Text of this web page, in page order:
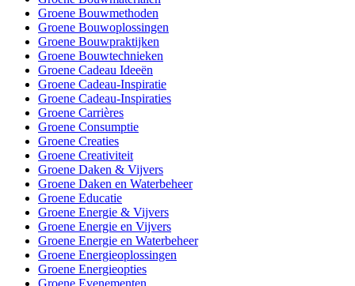
Groene Bouwmethoden
Groene Bouwoplossingen
Groene Bouwpraktijken
Groene Bouwtechnieken
Groene Cadeau Ideeën
Groene Cadeau-Inspiratie
Groene Cadeau-Inspiraties
Groene Carrières
Groene Consumptie
Groene Creaties
Groene Creativiteit
Groene Daken & Vijvers
Groene Daken en Waterbeheer
Groene Educatie
Groene Energie & Vijvers
Groene Energie en Vijvers
Groene Energie en Waterbeheer
Groene Energieoplossingen
Groene Energieopties